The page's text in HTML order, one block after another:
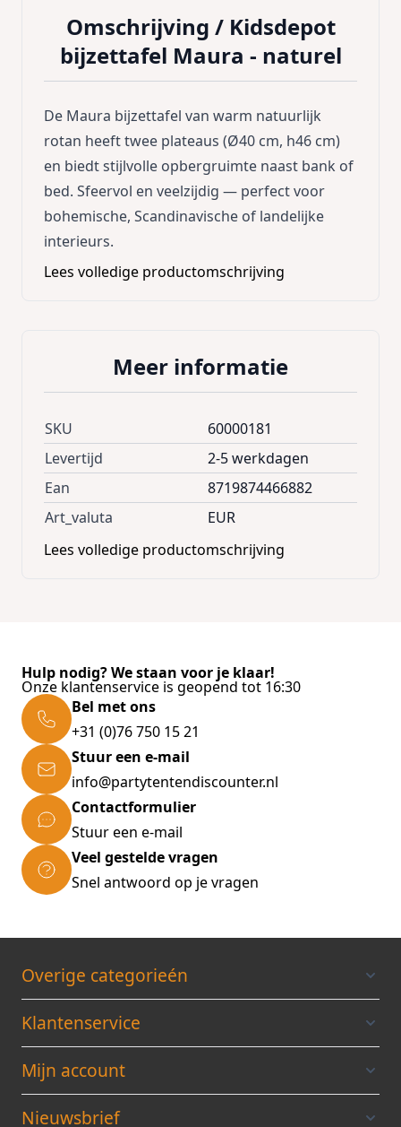
Omschrijving / Kidsdepot
bijzettafel Maura - naturel
De Maura bijzettafel van warm natuurlijk
rotan heeft twee plateaus (Ø40 cm, h46 cm)
en biedt stijlvolle opbergruimte naast bank of
bed. Sfeervol en veelzijdig — perfect voor
bohemische, Scandinavische of landelijke
interieurs.
Lees volledige productomschrijving
Meer informatie
SKU
60000181
Levertijd
2-5 werkdagen
Ean
8719874466882
Art_valuta
EUR
Lees volledige productomschrijving
Hulp nodig? We staan voor je klaar!
Onze klantenservice is geopend tot 16:30
Bel met ons
+31 (0)76 750 15 21
Stuur een e-mail
info@partytentendiscounter.nl
Contactformulier
Stuur een e-mail
Veel gestelde vragen
Snel antwoord op je vragen
Overige categorieén
Klantenservice
Mijn account
Nieuwsbrief